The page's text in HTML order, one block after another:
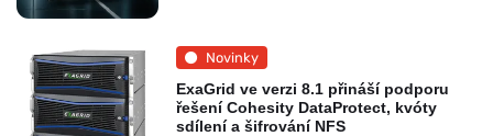
Novinky
ExaGrid ve verzi 8.1 přináší podporu
řešení Cohesity DataProtect, kvóty
sdílení a šifrování NFS